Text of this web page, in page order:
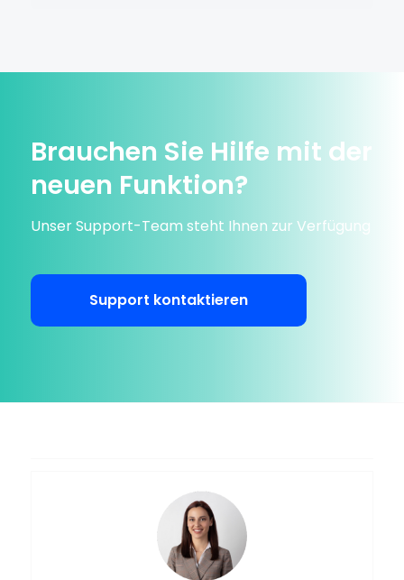
Brauchen Sie Hilfe mit der
neuen Funktion?
Unser Support-Team steht Ihnen zur Verfügung
Support kontaktieren